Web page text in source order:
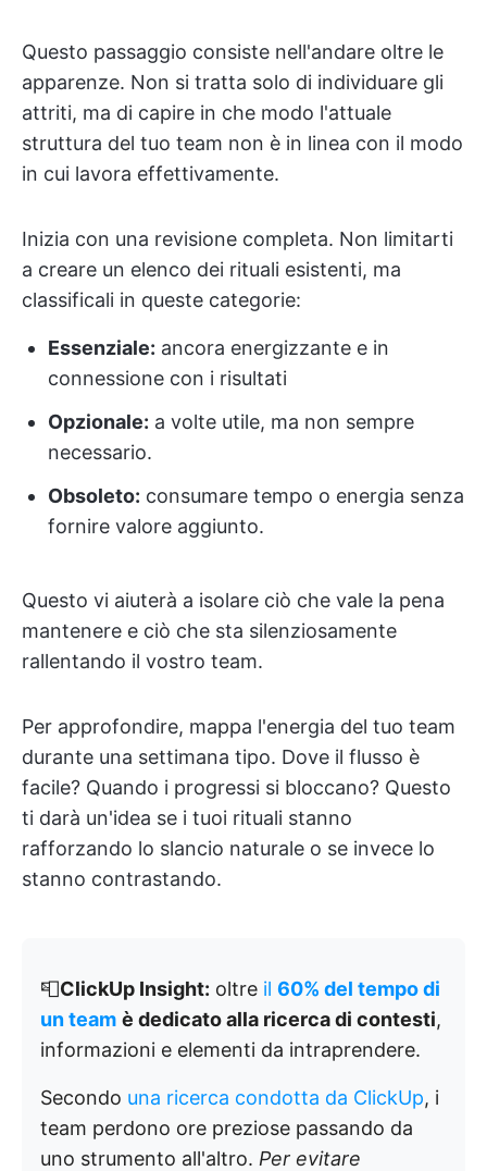
Questo passaggio consiste nell'andare oltre le
apparenze. Non si tratta solo di individuare gli
attriti, ma di capire in che modo l'attuale
struttura del tuo team non è in linea con il modo
in cui lavora effettivamente.
Inizia con una revisione completa. Non limitarti
a creare un elenco dei rituali esistenti, ma
classificali in queste categorie:
Essenziale: ancora energizzante e in
connessione con i risultati
Opzionale: a volte utile, ma non sempre
necessario.
Obsoleto: consumare tempo o energia senza
fornire valore aggiunto.
Questo vi aiuterà a isolare ciò che vale la pena
mantenere e ciò che sta silenziosamente
rallentando il vostro team.
Per approfondire, mappa l'energia del tuo team
durante una settimana tipo. Dove il flusso è
facile? Quando i progressi si bloccano? Questo
ti darà un'idea se i tuoi rituali stanno
rafforzando lo slancio naturale o se invece lo
stanno contrastando.
📮ClickUp Insight: oltre il 60% del tempo di
un team è dedicato alla ricerca di contesti,
informazioni e elementi da intraprendere.
Secondo una ricerca condotta da ClickUp, i
team perdono ore preziose passando da
uno strumento all'altro. Per evitare